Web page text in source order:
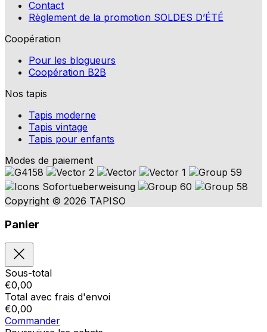
Contact
Règlement de la promotion SOLDES D’ÉTÉ
Coopération
Pour les blogueurs
Coopération B2B
Nos tapis
Tapis moderne
Tapis vintage
Tapis pour enfants
Modes de paiement
Copyright © 2026 TAPISO
Panier
Sous-total
€0,00
Total avec frais d'envoi
€0,00
Commander